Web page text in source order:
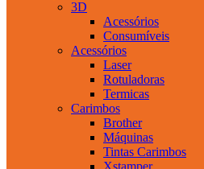
3D
Acessórios
Consumíveis
Acessórios
Laser
Rotuladoras
Termicas
Carimbos
Brother
Máquinas
Tintas Carimbos
Xstamper